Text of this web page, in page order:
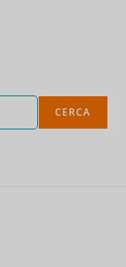
CERCA